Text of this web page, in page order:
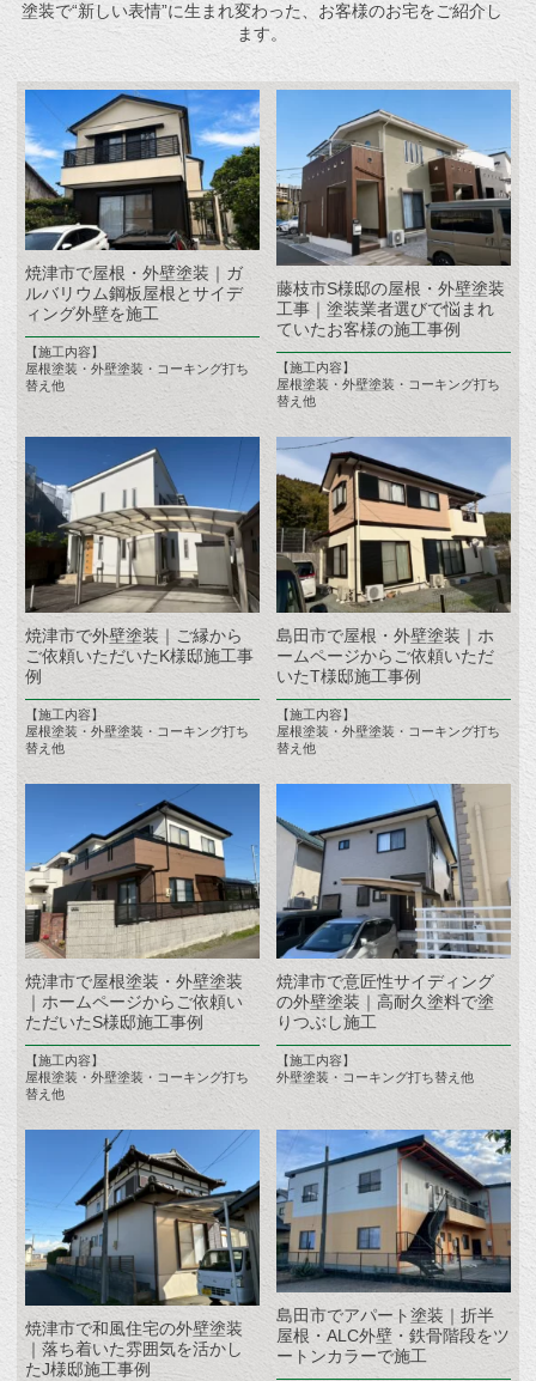
塗装で“新しい表情”に生まれ変わった、お客様のお宅をご紹介し
ます。
焼津市で屋根・外壁塗装｜ガ
ルバリウム鋼板屋根とサイデ
ィング外壁を施工
【施工内容】
屋根塗装・外壁塗装・コーキング打ち
替え他
藤枝市S様邸の屋根・外壁塗装
工事｜塗装業者選びで悩まれ
ていたお客様の施工事例
【施工内容】
屋根塗装・外壁塗装・コーキング打ち
替え他
焼津市で外壁塗装｜ご縁から
ご依頼いただいたK様邸施工事
例
【施工内容】
屋根塗装・外壁塗装・コーキング打ち
替え他
島田市で屋根・外壁塗装｜ホ
ームページからご依頼いただ
いたT様邸施工事例
【施工内容】
屋根塗装・外壁塗装・コーキング打ち
替え他
焼津市で屋根塗装・外壁塗装
｜ホームページからご依頼い
ただいたS様邸施工事例
【施工内容】
屋根塗装・外壁塗装・コーキング打ち
替え他
焼津市で意匠性サイディング
の外壁塗装｜高耐久塗料で塗
りつぶし施工
【施工内容】
外壁塗装・コーキング打ち替え他
焼津市で和風住宅の外壁塗装
｜落ち着いた雰囲気を活かし
たJ様邸施工事例
島田市でアパート塗装｜折半
屋根・ALC外壁・鉄骨階段をツ
ートンカラーで施工